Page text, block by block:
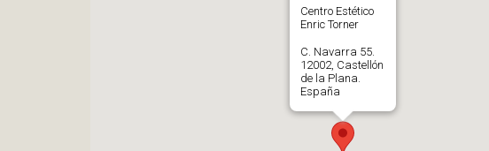
Centro Estético
Enric Torner
C. Navarra 55.
12002, Castellón
de la Plana.
España
609556172
Abrir en Google